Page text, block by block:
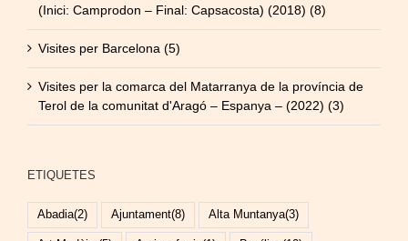
(Inici: Camprodon – Final: Capsacosta) (2018) (8)
Visites per Barcelona (5)
Visites per la comarca del Matarranya de la província de
Terol de la comunitat d'Aragó – Espanya – (2022) (3)
ETIQUETES
Abadia(2) Ajuntament(8) Alta Muntanya(3)